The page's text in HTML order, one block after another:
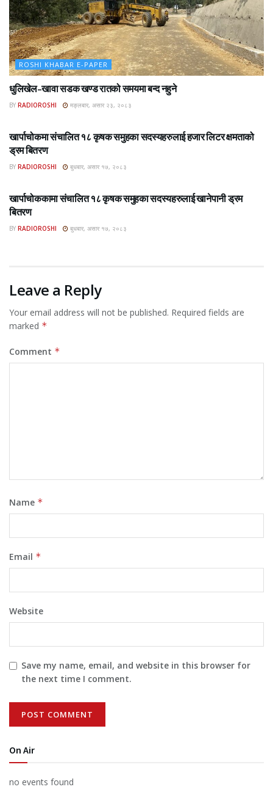
ROSHI KHABAR E-PAPER
धुलिखेल–खावा सडक खण्ड रातको समयमा बन्द नहुने
BY RADIOROSHI मङ्लबार, असार २३, २०८३
खार्पाचोकमा संचालित १८ कृषक समुहका सदस्यहरुलाई हजार लिटर क्षमताको
ड्रम बितरण
BY RADIOROSHI बुधबार, असार १७, २०८३
खार्पाचोककामा संचालित १८ कृषक समुहका सदस्यहरुलाई खानेपानी ड्रम
बितरण
BY RADIOROSHI बुधबार, असार १७, २०८३
Leave a Reply
Your email address will not be published. Required fields are
marked *
Comment *
Name *
Email *
Website
Save my name, email, and website in this browser for
the next time I comment.
On Air
no events found